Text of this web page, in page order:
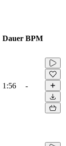
Dauer BPM
1:56 -